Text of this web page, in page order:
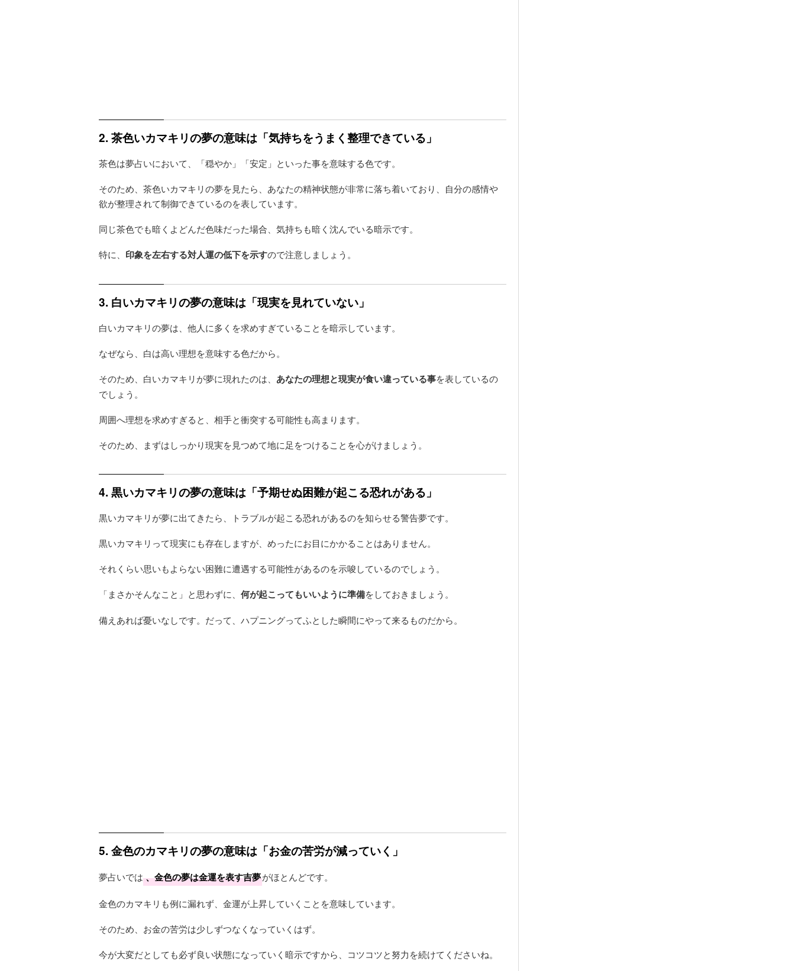
2. 茶色いカマキリの夢の意味は「気持ちをうまく整理できている」
茶色は夢占いにおいて、「穏やか」「安定」といった事を意味する色です。
そのため、茶色いカマキリの夢を見たら、あなたの精神状態が非常に落ち着いており、自分の感情や
欲が整理されて制御できているのを表しています。
同じ茶色でも暗くよどんだ色味だった場合、気持ちも暗く沈んでいる暗示です。
特に、 印象を左右する対人運の低下を示すので注意しましょう。
3. 白いカマキリの夢の意味は「現実を見れていない」
白いカマキリの夢は、他人に多くを求めすぎていることを暗示しています。
なぜなら、白は高い理想を意味する色だから。
そのため、白いカマキリが夢に現れたのは、 あなたの理想と現実が食い違っている事を表しているの
でしょう。
周囲へ理想を求めすぎると、相手と衝突する可能性も高まります。
そのため、まずはしっかり現実を見つめて地に足をつけることを心がけましょう。
4. 黒いカマキリの夢の意味は「予期せぬ困難が起こる恐れがある」
黒いカマキリが夢に出てきたら、トラブルが起こる恐れがあるのを知らせる警告夢です。
黒いカマキリって現実にも存在しますが、めったにお目にかかることはありません。
それくらい思いもよらない困難に遭遇する可能性があるのを示唆しているのでしょう。
「まさかそんなこと」と思わずに、 何が起こってもいいように準備をしておきましょう。
備えあれば憂いなしです。だって、ハプニングってふとした瞬間にやって来るものだから。
5. 金色のカマキリの夢の意味は「お金の苦労が減っていく」
夢占いでは 、金色の夢は金運を表す吉夢がほとんどです。
金色のカマキリも例に漏れず、金運が上昇していくことを意味しています。
そのため、お金の苦労は少しずつなくなっていくはず。
今が大変だとしても必ず良い状態になっていく暗示ですから、コツコツと努力を続けてくださいね。